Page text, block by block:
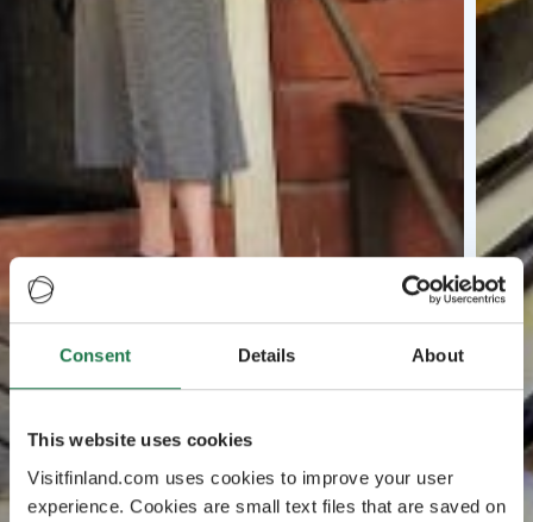
Consent Details About
This website uses cookies
Visitfinland.com uses cookies to improve your user
experience. Cookies are small text files that are saved on